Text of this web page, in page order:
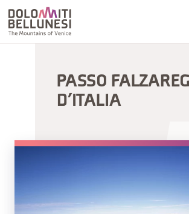
PASSO
D’ITALIA